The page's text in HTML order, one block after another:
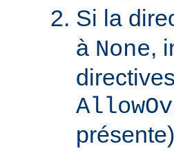
Si la
à None,